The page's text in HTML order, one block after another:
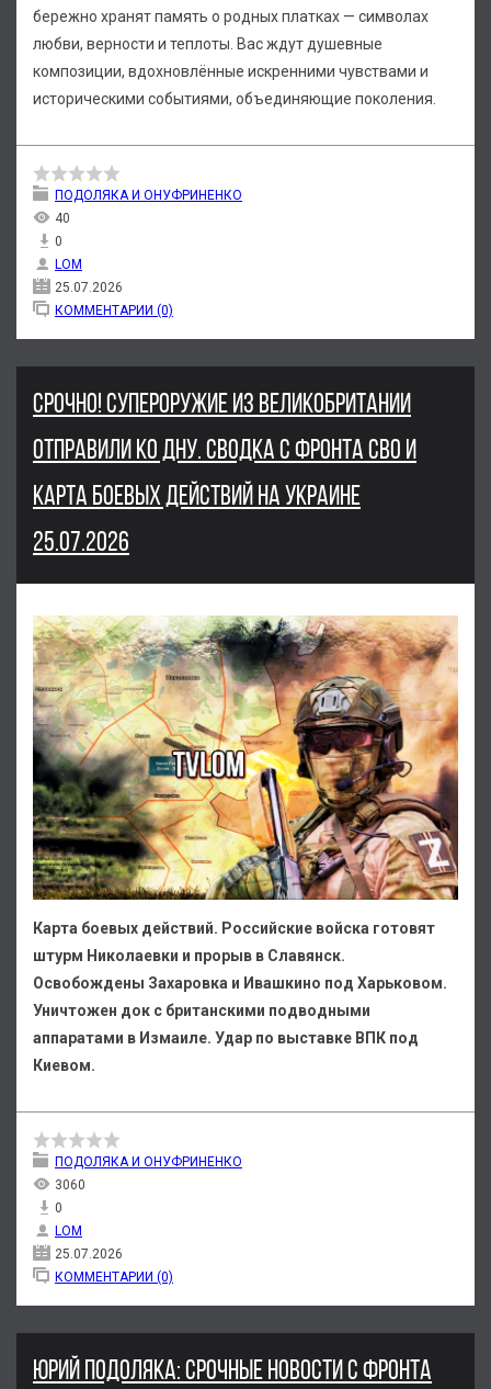
бережно хранят память о родных платках — символах
любви, верности и теплоты. Вас ждут душевные
композиции, вдохновлённые искренними чувствами и
историческими событиями, объединяющие поколения.
ПОДОЛЯКА И ОНУФРИНЕНКО
40
0
LOM
25.07.2026
КОММЕНТАРИИ (0)
СРОЧНО! СУПЕРОРУЖИЕ ИЗ ВЕЛИКОБРИТАНИИ
ОТПРАВИЛИ КО ДНУ. СВОДКА С ФРОНТА СВО И
КАРТА БОЕВЫХ ДЕЙСТВИЙ НА УКРАИНЕ
25.07.2026
Карта боевых действий. Российские войска готовят
штурм Николаевки и прорыв в Славянск.
Освобождены Захаровка и Ивашкино под Харьковом.
Уничтожен док с британскими подводными
аппаратами в Измаиле. Удар по выставке ВПК под
Киевом.
ПОДОЛЯКА И ОНУФРИНЕНКО
3060
0
LOM
25.07.2026
КОММЕНТАРИИ (0)
ЮРИЙ ПОДОЛЯКА: СРОЧНЫЕ НОВОСТИ С ФРОНТА